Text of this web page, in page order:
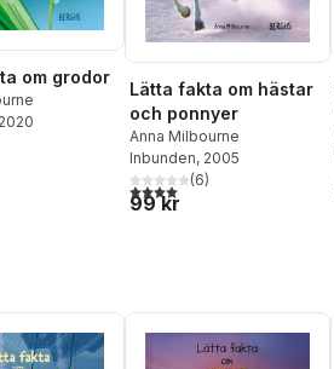
om grodor
Totalt antal röster:
Lätta fakta om hästar
och ponnyer
Anna Milbourne
Inbunden, 2005
4,0utav 5 stjärnor. Totalt
(6)
99 kr